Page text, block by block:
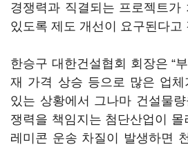
경쟁력과 직결되는 프로젝트가
있도록 제도 개선이 요구된다고
한승구 대한건설협회 회장은 “
재 가격 상승 등으로 많은 업체
있는 상황에서 그나마 건설물
쟁력을 책임지는 첨단산업이 몰
레미콘 운송 차질이 발생하면